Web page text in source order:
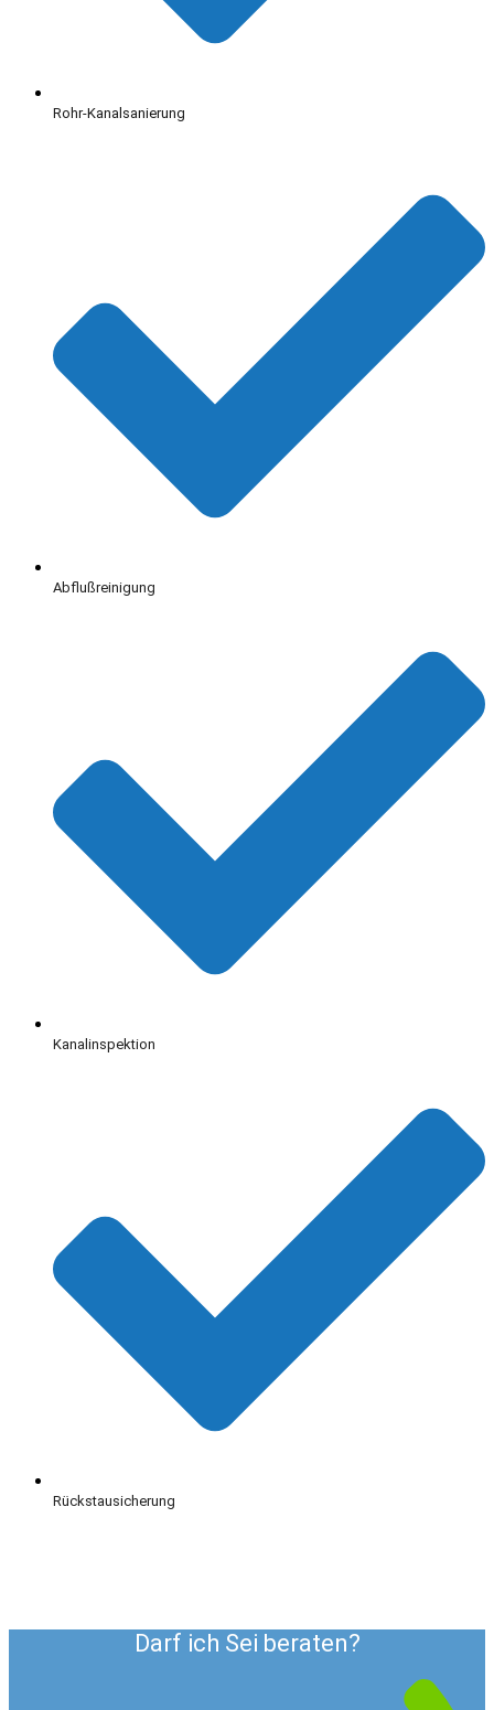
Rohr-Kanalsanierung
Abflußreinigung
Kanalinspektion
Rückstausicherung
Darf ich Sei beraten?